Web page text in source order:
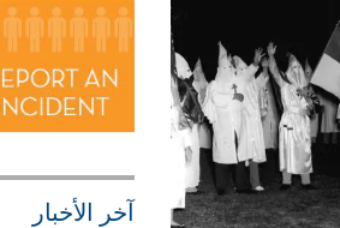
آخر الأخبار